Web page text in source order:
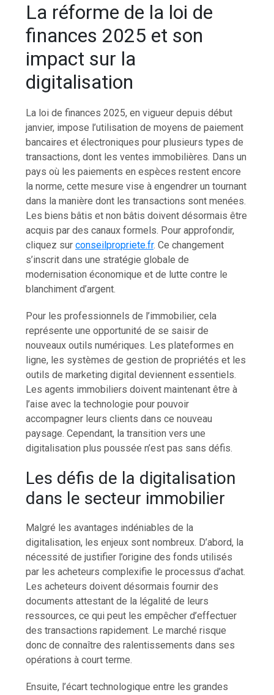
La réforme de la loi de
finances 2025 et son
impact sur la
digitalisation
La loi de finances 2025, en vigueur depuis début
janvier, impose l’utilisation de moyens de paiement
bancaires et électroniques pour plusieurs types de
transactions, dont les ventes immobilières. Dans un
pays où les paiements en espèces restent encore
la norme, cette mesure vise à engendrer un tournant
dans la manière dont les transactions sont menées.
Les biens bâtis et non bâtis doivent désormais être
acquis par des canaux formels. Pour approfondir,
cliquez surconseilpropriete.fr. Ce changement
s’inscrit dans une stratégie globale de
modernisation économique et de lutte contre le
blanchiment d’argent.
Pour les professionnels de l’immobilier, cela
représente une opportunité de se saisir de
nouveaux outils numériques. Les plateformes en
ligne, les systèmes de gestion de propriétés et les
outils de marketing digital deviennent essentiels.
Les agents immobiliers doivent maintenant être à
l’aise avec la technologie pour pouvoir
accompagner leurs clients dans ce nouveau
paysage. Cependant, la transition vers une
digitalisation plus poussée n’est pas sans défis.
Les défis de la digitalisation
dans le secteur immobilier
Malgré les avantages indéniables de la
digitalisation, les enjeux sont nombreux. D’abord, la
nécessité de justifier l’origine des fonds utilisés
par les acheteurs complexifie le processus d’achat.
Les acheteurs doivent désormais fournir des
documents attestant de la légalité de leurs
ressources, ce qui peut les empêcher d’effectuer
des transactions rapidement. Le marché risque
donc de connaître des ralentissements dans ses
opérations à court terme.
Ensuite, l’écart technologique entre les grandes